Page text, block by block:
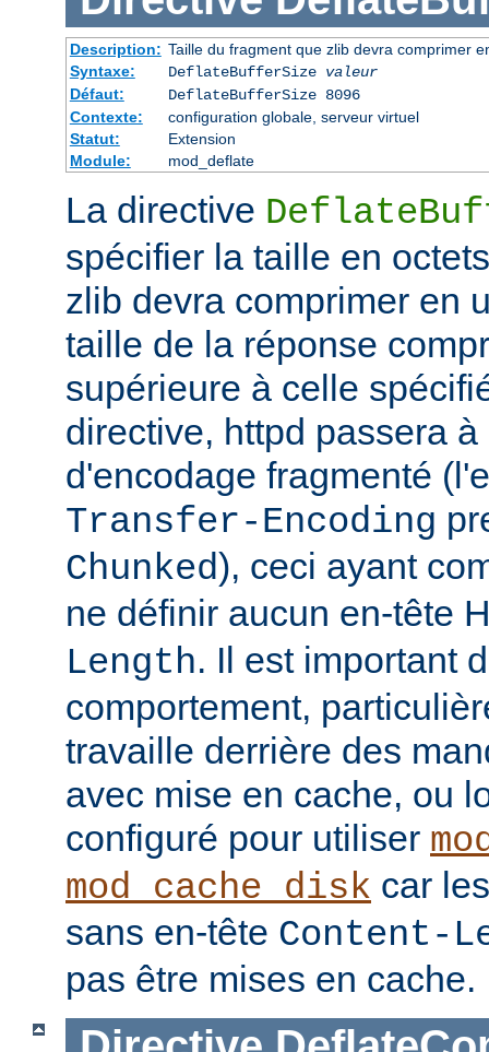
Description: Taille du fragment que zlib devra comprimer
Syntaxe:
DeflateBufferSize valeur
Défaut:
DeflateBufferSize 8096
Contexte:
configuration globale, serveur virtuel
Statut:
Extension
Module:
mod_deflate
La directive
spécifier la taille en
zlib devra comprimer en
taille de la réponse
supérieure à celle
directive, httpd passera
d'encodage fragmenté
Transfer-Encoding
Chunked), ceci ayant
ne définir aucun en-tête
Length. Il est important
comportement,
travaille derrière des
avec mise en cache, ou
configuré pour utiliser
mod_cache_disk car
sans en-tête Content-
pas être mises en cache.